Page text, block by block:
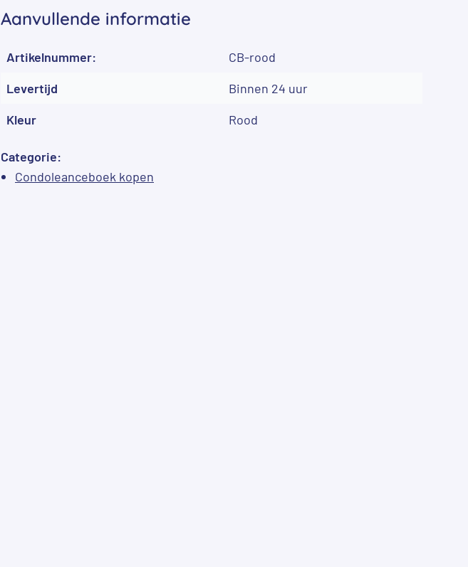
Aanvullende informatie
Artikelnummer:
CB-rood
Levertijd
Binnen 24 uur
Kleur
Rood
Categorie:
Condoleanceboek kopen